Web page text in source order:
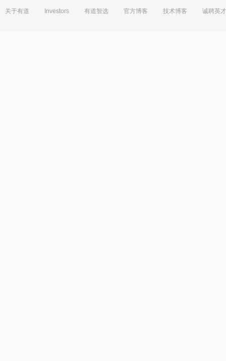
关于有道 Investors 有道智选 官方博客 技术博客 诚聘英才